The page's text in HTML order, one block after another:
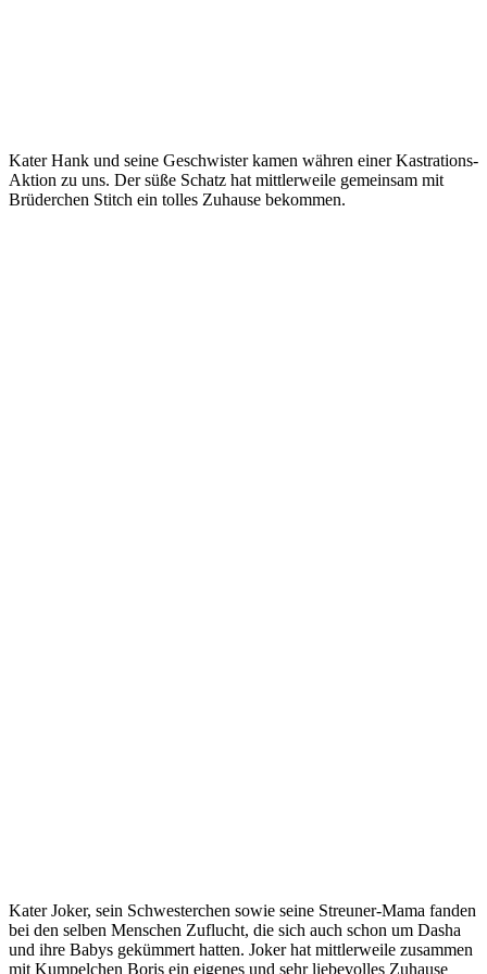
Kater Hank und seine Geschwister kamen währen einer Kastrations-
Aktion zu uns. Der süße Schatz hat mittlerweile gemeinsam mit
Brüderchen Stitch ein tolles Zuhause bekommen.
Kater Joker, sein Schwesterchen sowie seine Streuner-Mama fanden
bei den selben Menschen Zuflucht, die sich auch schon um Dasha
und ihre Babys gekümmert hatten. Joker hat mittlerweile zusammen
mit Kumpelchen Boris ein eigenes und sehr liebevolles Zuhause